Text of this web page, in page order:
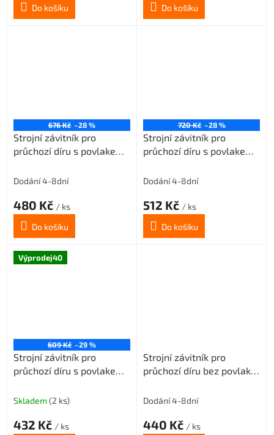
Do košíku
Do košíku
676 Kč –28 %
Strojní závitník pro
průchozí díru s povlakem
HSSE ISO2/6H
Dodání 4-8dní
480 Kč / ks
Do košíku
720 Kč –28 %
Strojní závitník pro
průchozí díru s povlakem
ISO2/6H
Dodání 4-8dní
512 Kč / ks
Do košíku
Výprodej40
609 Kč –29 %
Strojní závitník pro
průchozí díru s povlakem
ISO2/6H
Skladem(2 ks)
432 Kč / ks
Strojní závitník pro
průchozí díru bez povlaku
ISO2/6H
Dodání 4-8dní
440 Kč / ks